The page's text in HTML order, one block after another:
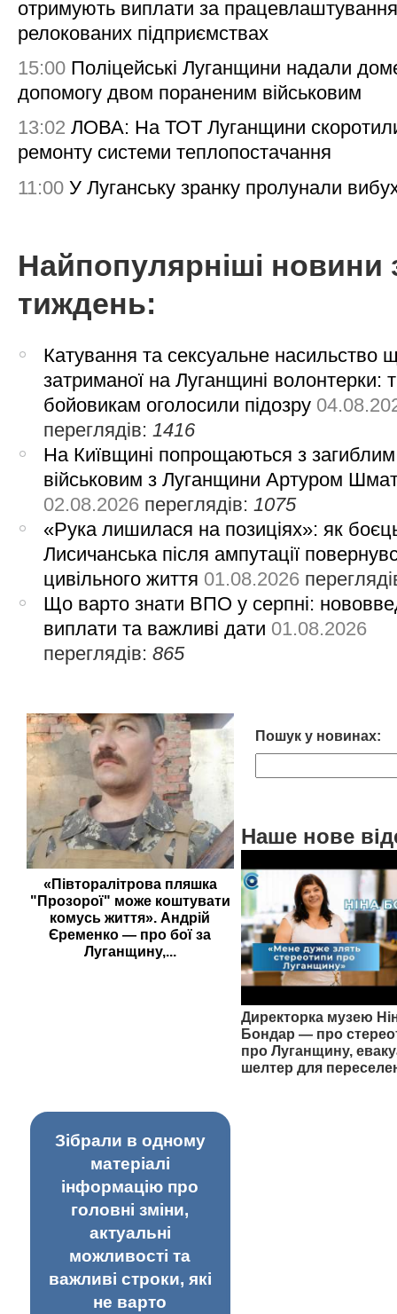
отримують виплати за
релокованих підприємствах
15:00 Поліцейські Луганщини надали
допомогу двом пораненим військовим
13:02 ЛОВА: На ТОТ Луганщини
ремонту системи теплопостачання
11:00 У Луганську зранку пролунали
Найпопулярніші новини
тиждень:
Катування та сексуальне насильство
затриманої на Луганщині волонтерки:
бойовикам оголосили підозру
переглядів: 1416
На Київщині попрощаються з загиблим
військовим з Луганщини Артуром
02.08.2026 переглядів: 1075
«Рука лишилася на позиціях»: як
Лисичанська після ампутації
цивільного життя 01.08.2026
Що варто знати ВПО у серпні:
виплати та важливі дати 01.08.2026
переглядів:865
«Півторалітрова пляшка
"Прозорої" може коштувати
комусь життя». Андрій
Єременко — про бої за
Луганщину,...
Пошук у новинах:
Наше нове
Директорка музею
Бондар — про
про Луганщину,
шелтер для
Зібрали в одному
матеріалі
інформацію про
головні зміни,
актуальні
можливості та
важливі строки, які
не варто